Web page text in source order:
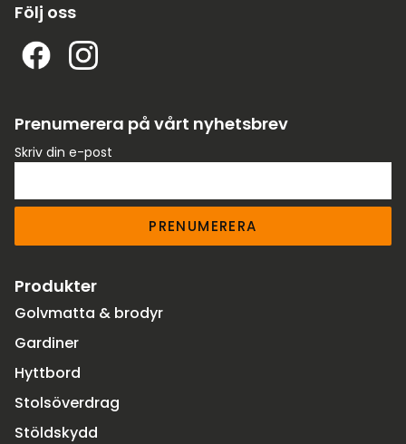
Följ oss
Prenumerera på vårt nyhetsbrev
Skriv din e-post
PRENUMERERA
Produkter
Golvmatta & brodyr
Gardiner
Hyttbord
Stolsöverdrag
Stöldskydd